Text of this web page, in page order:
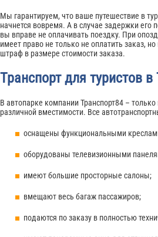
Мы гарантируем, что ваше путешествие в
начнется вовремя. А в случае задержки его
вы вправе не оплачивать поездку. При
имеет право не только не оплатить заказ,
штраф в размере стоимости заказа.
Транспорт для туристов в
В автопарке компании Транспорт84 –
различной вместимости. Все
оснащены функциональными
оборудованы телевизионными
имеют большие просторные салоны;
вмещают весь багаж пассажиров;
подаются по заказу в полностью